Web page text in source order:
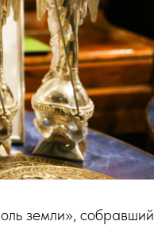
земли», собравший